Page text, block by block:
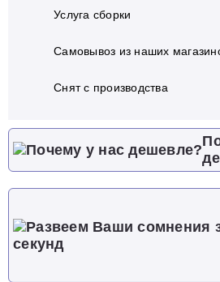
Услуга сборки
Самовывоз из наших
Cнят с производства